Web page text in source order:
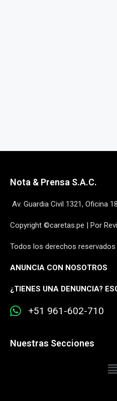
Nota & Prensa S.A.C.
Av. Guardia Civil 1321, Oficina
Copyright ©caretas.pe | Por
Todos los derechos reservados
ANUNCIA CON NOSOTROS
¿TIENES UNA DENUNCIA?
+51 961-602-710
Nuestras Secciones